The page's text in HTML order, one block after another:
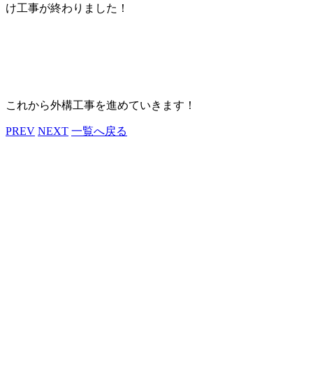
け工事が終わりました！
これから外構工事を進めていきます！
PREV NEXT 一覧へ戻る